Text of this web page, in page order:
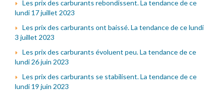
Les prix des carburants rebondissent. La tendance de ce
lundi 17 juillet 2023
Les prix des carburants ont baissé. La tendance de ce lundi
3 juillet 2023
Les prix des carburants évoluent peu. La tendance de ce
lundi 26 juin 2023
Les prix des carburants se stabilisent. La tendance de ce
lundi 19 juin 2023